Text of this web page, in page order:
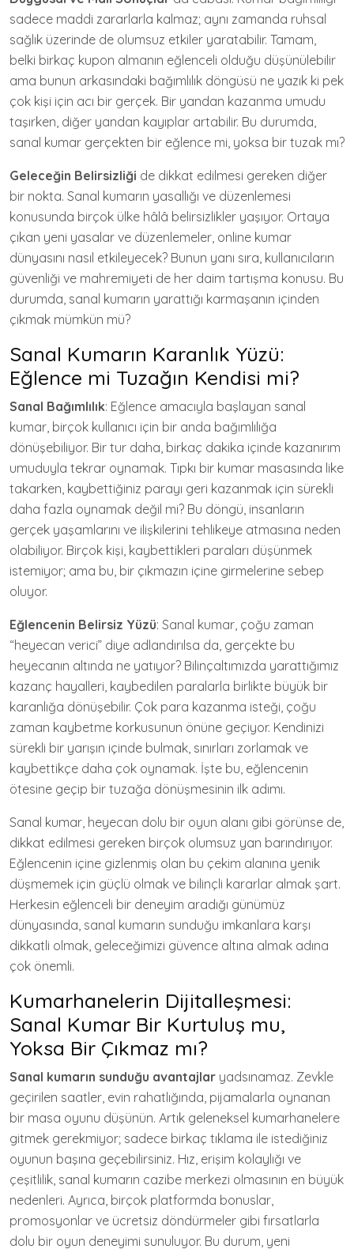
sadece maddi zararlarla kalmaz; aynı zamanda ruhsal
sağlık üzerinde de olumsuz etkiler yaratabilir. Tamam,
belki birkaç kupon almanın eğlenceli olduğu düşünülebilir
ama bunun arkasındaki bağımlılık döngüsü ne yazık ki pek
çok kişi için acı bir gerçek. Bir yandan kazanma umudu
taşırken, diğer yandan kayıplar artabilir. Bu durumda,
sanal kumar gerçekten bir eğlence mi, yoksa bir tuzak mı?
Geleceğin Belirsizliği de dikkat edilmesi gereken diğer
bir nokta. Sanal kumarın yasallığı ve düzenlemesi
konusunda birçok ülke hâlâ belirsizlikler yaşıyor. Ortaya
çıkan yeni yasalar ve düzenlemeler, online kumar
dünyasını nasıl etkileyecek? Bunun yanı sıra, kullanıcıların
güvenliği ve mahremiyeti de her daim tartışma konusu. Bu
durumda, sanal kumarın yarattığı karmaşanın içinden
çıkmak mümkün mü?
Sanal Kumarın Karanlık Yüzü:
Eğlence mi Tuzağın Kendisi mi?
Sanal Bağımlılık: Eğlence amacıyla başlayan sanal
kumar, birçok kullanıcı için bir anda bağımlılığa
dönüşebiliyor. Bir tur daha, birkaç dakika içinde kazanırım
umuduyla tekrar oynamak. Tıpkı bir kumar masasında like
takarken, kaybettiğiniz parayı geri kazanmak için sürekli
daha fazla oynamak değil mi? Bu döngü, insanların
gerçek yaşamlarını ve ilişkilerini tehlikeye atmasına neden
olabiliyor. Birçok kişi, kaybettikleri paraları düşünmek
istemiyor; ama bu, bir çıkmazın içine girmelerine sebep
oluyor.
Eğlencenin Belirsiz Yüzü: Sanal kumar, çoğu zaman
“heyecan verici” diye adlandırılsa da, gerçekte bu
heyecanın altında ne yatıyor? Bilinçaltımızda yarattığımız
kazanç hayalleri, kaybedilen paralarla birlikte büyük bir
karanlığa dönüşebilir. Çok para kazanma isteği, çoğu
zaman kaybetme korkusunun önüne geçiyor. Kendinizi
sürekli bir yarışın içinde bulmak, sınırları zorlamak ve
kaybettikçe daha çok oynamak. İşte bu, eğlencenin
ötesine geçip bir tuzağa dönüşmesinin ilk adımı.
Sanal kumar, heyecan dolu bir oyun alanı gibi görünse de,
dikkat edilmesi gereken birçok olumsuz yan barındırıyor.
Eğlencenin içine gizlenmiş olan bu çekim alanına yenik
düşmemek için güçlü olmak ve bilinçli kararlar almak şart.
Herkesin eğlenceli bir deneyim aradığı günümüz
dünyasında, sanal kumarın sunduğu imkanlara karşı
dikkatli olmak, geleceğimizi güvence altına almak adına
çok önemli.
Kumarhanelerin Dijitalleşmesi:
Sanal Kumar Bir Kurtuluş mu,
Yoksa Bir Çıkmaz mı?
Sanal kumarın sunduğu avantajlar yadsınamaz. Zevkle
geçirilen saatler, evin rahatlığında, pijamalarla oynanan
bir masa oyunu düşünün. Artık geleneksel kumarhanelere
gitmek gerekmiyor; sadece birkaç tıklama ile istediğiniz
oyunun başına geçebilirsiniz. Hız, erişim kolaylığı ve
çeşitlilik, sanal kumarın cazibe merkezi olmasının en büyük
nedenleri. Ayrıca, birçok platformda bonuslar,
promosyonlar ve ücretsiz döndürmeler gibi fırsatlarla
dolu bir oyun deneyimi sunuluyor. Bu durum, yeni